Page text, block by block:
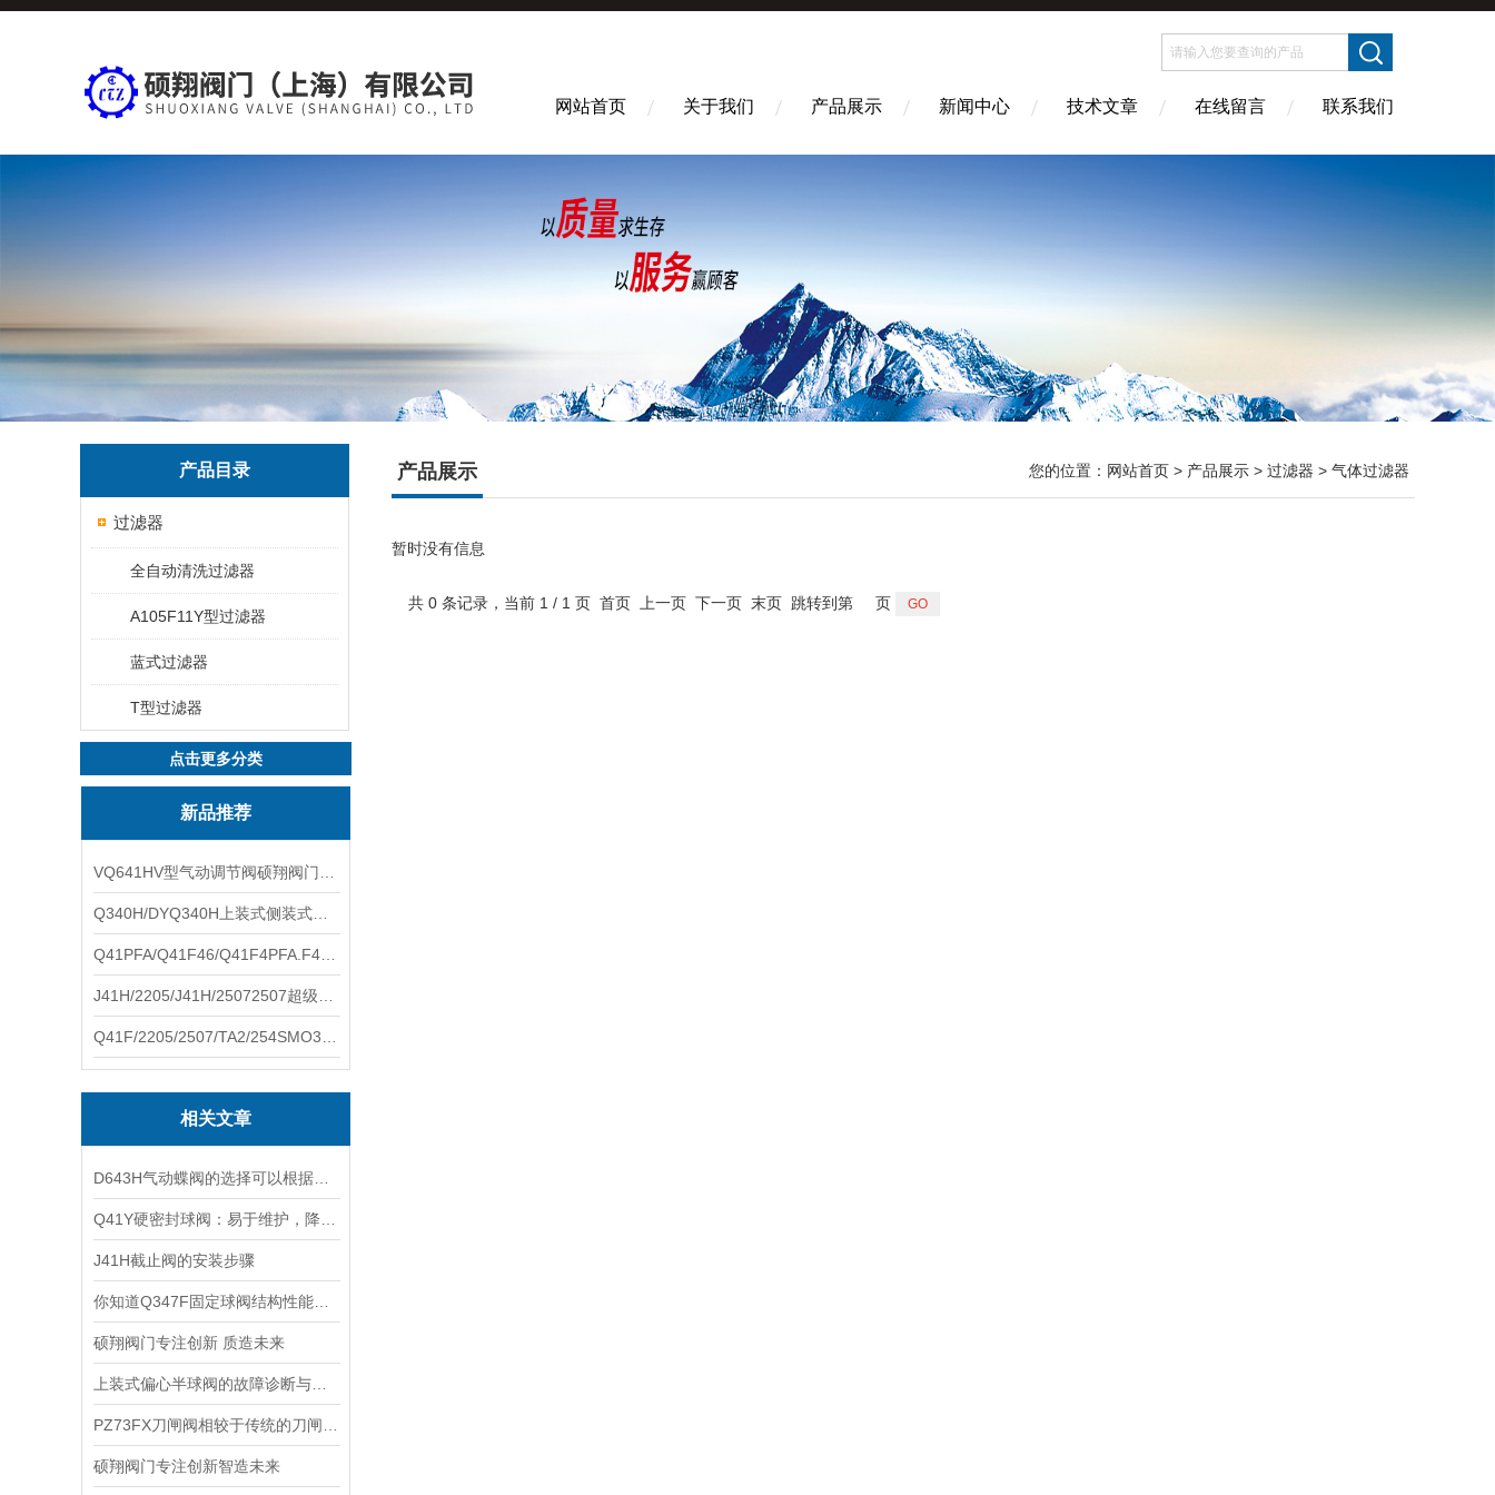
网站首页 关于我们 产品展示 新闻中心 技术文章 在线留言 联系我们
产品目录
过滤器
全自动清洗过滤器
A105F11Y型过滤器
蓝式过滤器
T型过滤器
点击更多分类
新品推荐
相关文章
J41H截止阀的安装步骤
硕翔阀门专注创新 质造未来
硕翔阀门专注创新智造未来
产品展示 您的位置： 网站首页 > 产品展示 > 过滤器 > 气体过滤器
暂时没有信息
共 0 条记录，当前 1 / 1 页 首页 上一页 下一页 末页 跳转到第 页